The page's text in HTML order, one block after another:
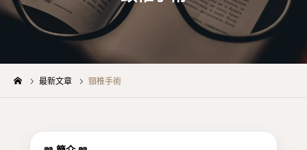
最新文章 頸椎手術
醫師介紹
胸腰手術